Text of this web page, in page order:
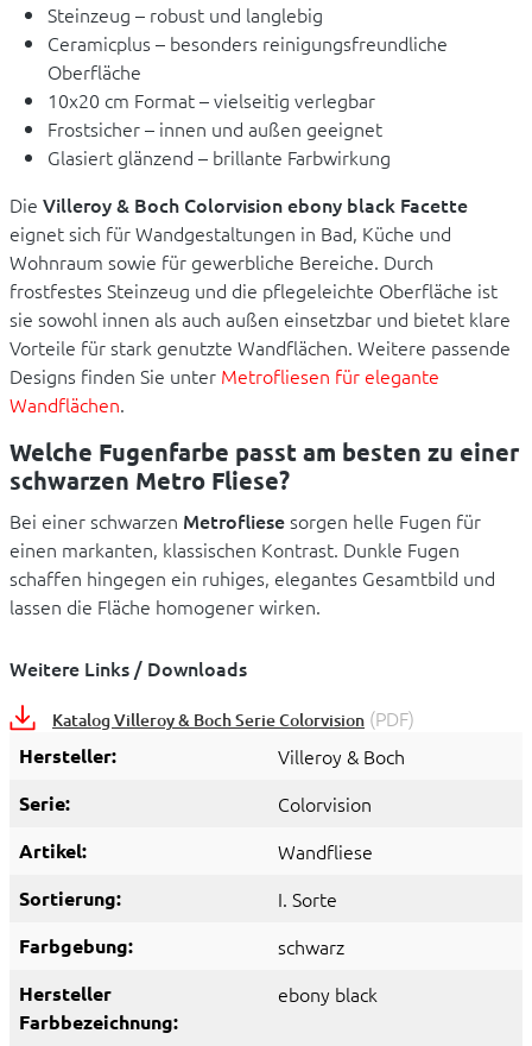
Steinzeug – robust und langlebig
Ceramicplus – besonders reinigungsfreundliche
Oberfläche
10x20 cm Format – vielseitig verlegbar
Frostsicher – innen und außen geeignet
Glasiert glänzend – brillante Farbwirkung
Die Villeroy & Boch Colorvision ebony black Facette
eignet sich für Wandgestaltungen in Bad, Küche und
Wohnraum sowie für gewerbliche Bereiche. Durch
frostfestes Steinzeug und die pflegeleichte Oberfläche ist
sie sowohl innen als auch außen einsetzbar und bietet klare
Vorteile für stark genutzte Wandflächen. Weitere passende
Designs finden Sie unter Metrofliesen für elegante
Wandflächen.
Welche Fugenfarbe passt am besten zu einer
schwarzen Metro Fliese?
Bei einer schwarzen Metrofliesesorgen helle Fugen für
einen markanten, klassischen Kontrast. Dunkle Fugen
schaffen hingegen ein ruhiges, elegantes Gesamtbild und
lassen die Fläche homogener wirken.
Weitere Links / Downloads
Katalog Villeroy & Boch Serie Colorvision (PDF)
Hersteller: Villeroy & Boch
Serie: Colorvision
Artikel: Wandfliese
Sortierung: I. Sorte
Farbgebung: schwarz
Hersteller
Farbbezeichnung:
ebony black